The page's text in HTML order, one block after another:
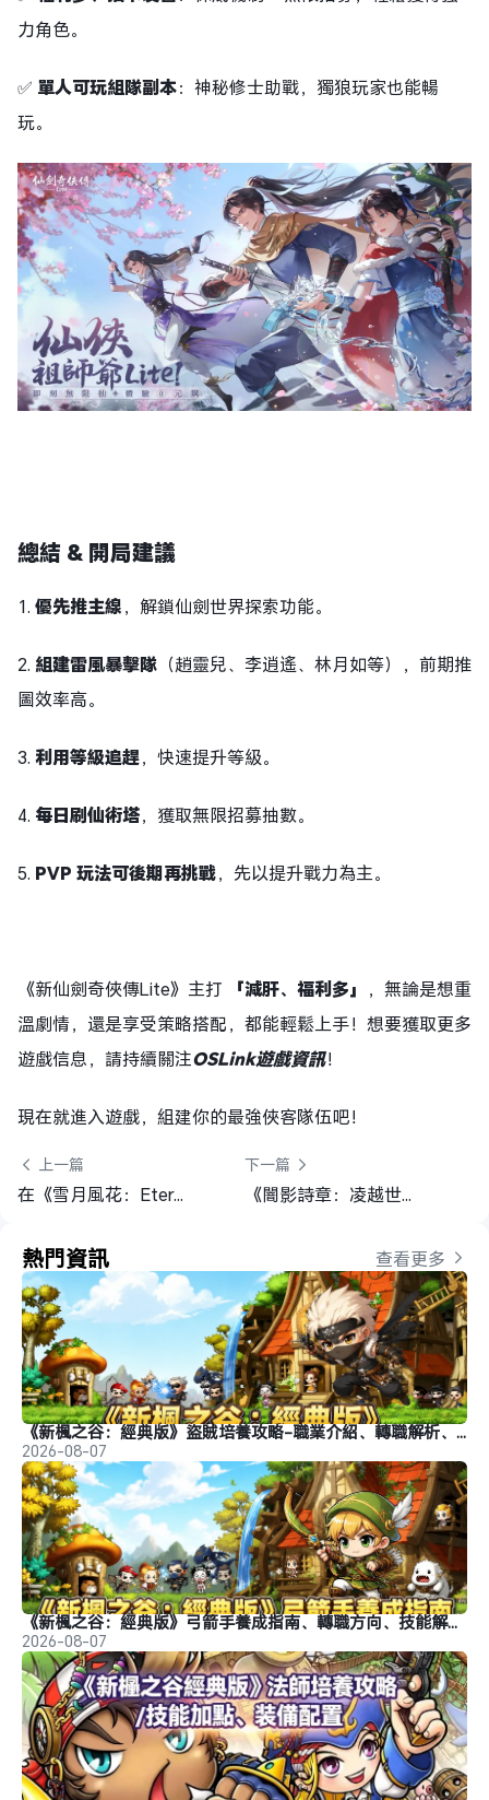
力角色。
✅ 單人可玩組隊副本：神秘修士助戰，獨狼玩家也能暢
玩。
總結 & 開局建議
1. 優先推主線，解鎖仙劍世界探索功能。
2. 組建雷風暴擊隊 （趙靈兒、李逍遙、林月如等），前期推
圖效率高。
3. 利用等級追趕，快速提升等級。
4. 每日刷仙術塔，獲取無限招募抽數。
5. PVP 玩法可後期再挑戰，先以提升戰力為主。
《新仙劍奇俠傳Lite》主打 「減肝、福利多」
，無論是想重
溫劇情，還是享受策略搭配，都能輕鬆上手！想要獲取更多
遊戲信息，請持續關注OSLink遊戲資訊！
現在就進入遊戲，組建你的最強俠客隊伍吧！
上一篇
在《雪月風花：Eternal Blade》高效掛機練等？OSLink遠端！
下一篇
《闇影詩章：凌越世界》玩法介紹和開局攻略
熱門資訊 查看更多
《新楓之谷：經典版》盜賊培養攻略-職業介紹、轉職解析、玩法推薦
2026-08-07
《新楓之谷：經典版》弓箭手養成指南、轉職方向、技能解析、玩法分析
2026-08-07